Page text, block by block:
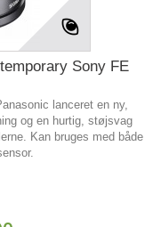
Sony FE
lanceret en ny,
og en hurtig, støjsvag
Kan bruges med både